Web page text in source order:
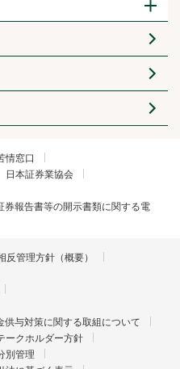
情窓口
日本証券業協会
券報告書等の開示書類に関する電
反管理方針（概要）
与対策に関する取組について
ークホルダー方針
別管理